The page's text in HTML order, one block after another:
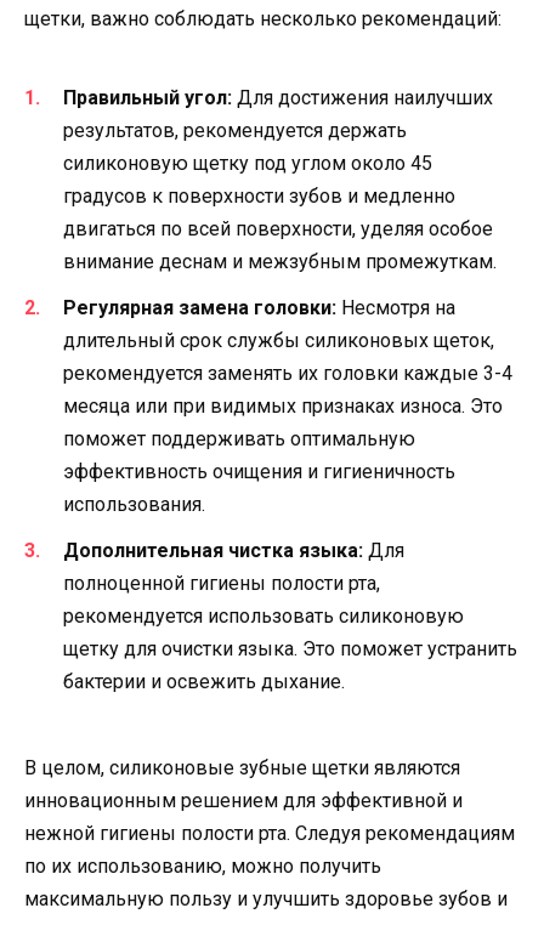
щетки, важно соблюдать несколько рекомендаций:
Правильный угол: Для достижения наилучших
результатов, рекомендуется держать
силиконовую щетку под углом около 45
градусов к поверхности зубов и медленно
двигаться по всей поверхности, уделяя особое
внимание деснам и межзубным промежуткам.
Регулярная замена головки: Несмотря на
длительный срок службы силиконовых щеток,
рекомендуется заменять их головки каждые 3-4
месяца или при видимых признаках износа. Это
поможет поддерживать оптимальную
эффективность очищения и гигиеничность
использования.
Дополнительная чистка языка: Для
полноценной гигиены полости рта,
рекомендуется использовать силиконовую
щетку для очистки языка. Это поможет устранить
бактерии и освежить дыхание.
В целом, силиконовые зубные щетки являются
инновационным решением для эффективной и
нежной гигиены полости рта. Следуя рекомендациям
по их использованию, можно получить
максимальную пользу и улучшить здоровье зубов и